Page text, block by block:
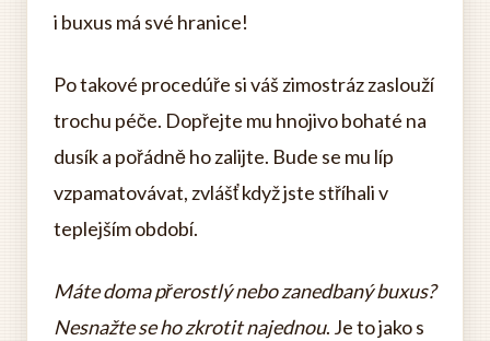
i buxus má své hranice!
Po takové procedúře si váš zimostráz zaslouží
trochu péče. Dopřejte mu hnojivo bohaté na
dusík a pořádně ho zalijte. Bude se mu líp
vzpamatovávat, zvlášť když jste stříhali v
teplejším období.
Máte doma přerostlý nebo zanedbaný buxus?
Nesnažte se ho zkrotit najednou. Je to jako s